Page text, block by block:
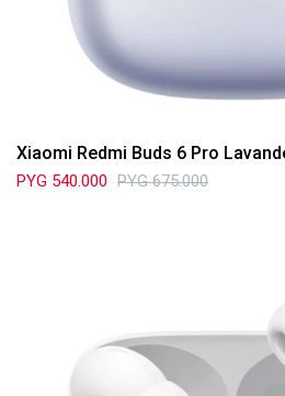
Xiaomi Redmi Buds 6 Pro
PYG 540.000 PYG 675.000